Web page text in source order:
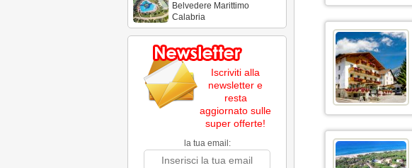
Belvedere Marittimo
Calabria
Iscriviti alla
newsletter e
resta
aggiornato sulle
super offerte!
la tua email: